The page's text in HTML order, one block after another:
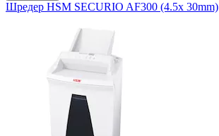
Шредер HSM SECURIO AF300 (4.5x 30mm)